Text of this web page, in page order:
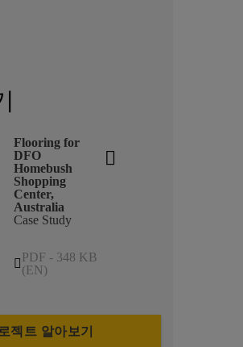
Flooring for
DFO
Homebush
Shopping
Center,
Australia
Case Study
PDF - 348 KB
(EN)
젝트 알아보기